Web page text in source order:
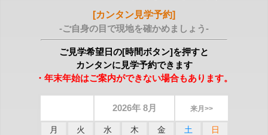
[カンタン見学予約]
-ご自身の目で現地を確かめましょう-
ご見学希望日の[時間ボタン]を押すと
カンタンに見学予約できます
・年末年始はご案内ができない場合もあります。
2026年 8月 来月>>
月 火 水 木 金 土
日